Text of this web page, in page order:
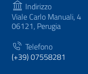
Indirizzo
Viale Carlo Manuali, 4
06121, Perugia
Telefono
(+39) 07558281